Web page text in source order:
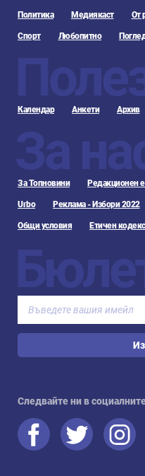
Политика Медиякаст От
Спорт Любопитно
Календар Анкети Архив
За
За Топновини Редакционен
Urbo Реклама - Избори 2022
Общи условия Етичен
Следвайте ни в